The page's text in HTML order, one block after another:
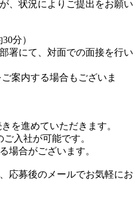
、状況によりご提出をお願い
分）
署にて、対面での面接を行い
案内する場合もございま
を進めていただきます。
入社が可能です。
場合がございます。
応募後のメールでお気軽にお